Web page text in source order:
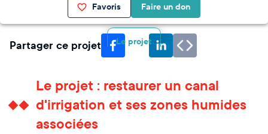
Favoris Faire un don
Le projet
Partager ce projet
Le projet : restaurer un canal
d'irrigation et ses zones humides
associées